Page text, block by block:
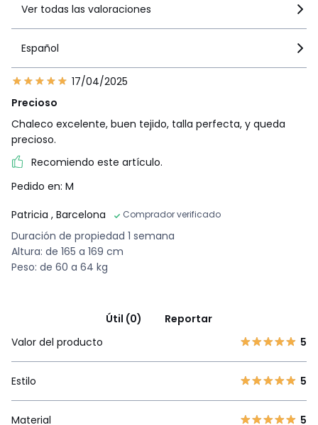
Ver todas las valoraciones
Español
17/04/2025
Precioso
Chaleco excelente, buen tejido, talla perfecta, y queda
precioso.
Recomiendo este artículo.
Pedido en: M
Patricia , Barcelona Comprador verificado
Duración de propiedad 1 semana
Altura: de 165 a 169 cm
Peso: de 60 a 64 kg
Útil (0)
Reportar
Valor del producto
5
Estilo 5
Material 5